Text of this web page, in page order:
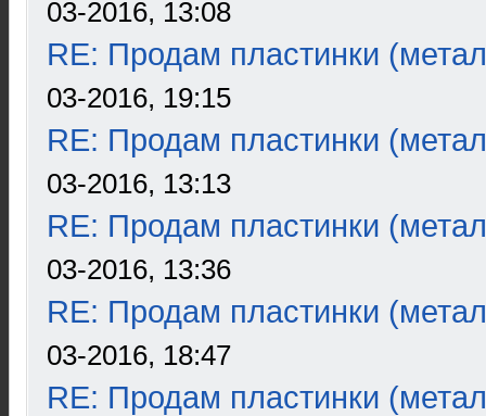
03-2016, 13:08
RE: Продам пластинки
03-2016, 19:15
RE: Продам пластинки
03-2016, 13:13
RE: Продам пластинки
03-2016, 13:36
RE: Продам пластинки
03-2016, 18:47
RE: Продам пластинки